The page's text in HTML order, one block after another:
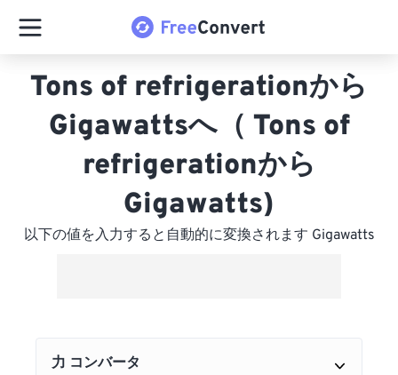
Tons of refrigerationから
Gigawattsへ（ Tons of
refrigerationから
Gigawatts)
以下の値を入力すると自動的に変換されます Gigawatts